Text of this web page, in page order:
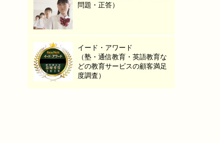
問題・正答）
イード・アワード
（塾・通信教育・英語教育な
どの教育サービスの顧客満足
度調査）